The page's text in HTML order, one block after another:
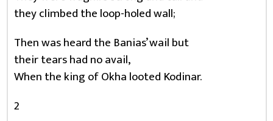
they climbed the loop-holed wall;
Then was heard the Banias’ wail but
their tears had no avail,
When the king of Okha looted Kodinar.
2